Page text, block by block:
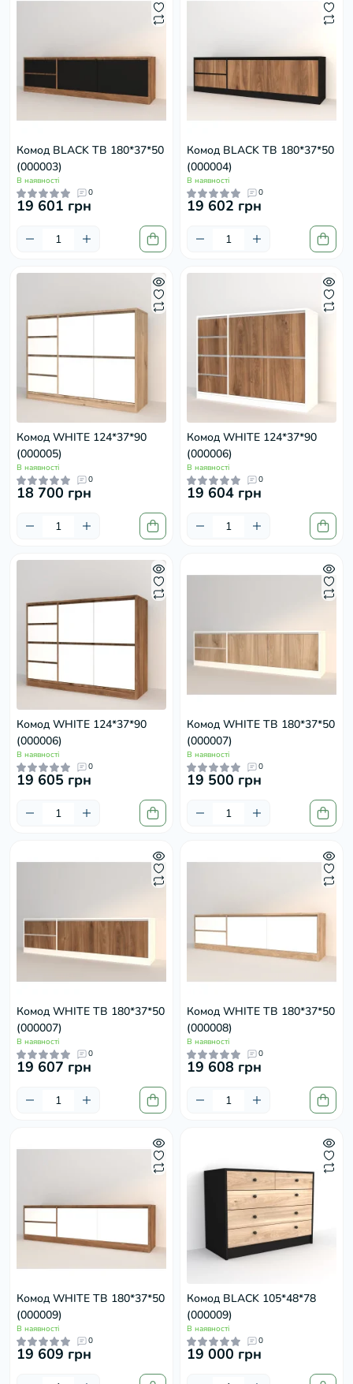
Комод BLACK ТВ 180*37*50
(000003)
В наявності
0
19 601 грн
Комод BLACK ТВ 180*37*50
(000004)
В наявності
0
19 602 грн
Комод WHITE 124*37*90
(000005)
В наявності
0
18 700 грн
Комод WHITE 124*37*90
(000006)
В наявності
0
19 604 грн
Комод WHITE 124*37*90
(000006)
В наявності
0
19 605 грн
Комод WHITE ТВ 180*37*50
(000007)
В наявності
0
19 500 грн
Комод WHITE ТВ 180*37*50
(000007)
В наявності
0
19 607 грн
Комод WHITE ТВ 180*37*50
(000008)
В наявності
0
19 608 грн
Комод WHITE ТВ 180*37*50
(000009)
В наявності
0
19 609 грн
Комод BLACK 105*48*78
(000009)
В наявності
0
19 000 грн